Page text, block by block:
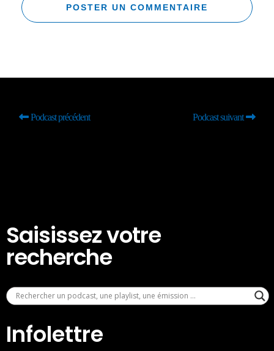
Podcast précédent Podcast suivant
Saisissez votre
recherche
Infolettre